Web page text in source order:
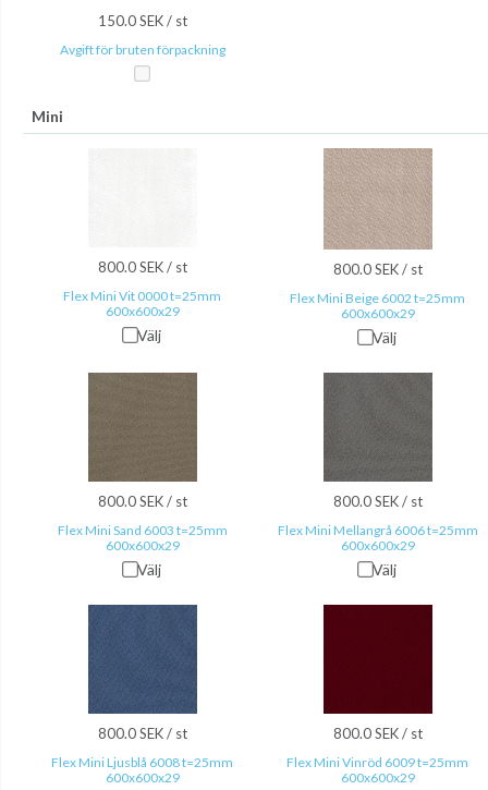
150.0 SEK / st
Avgift för bruten förpackning
Mini
800.0 SEK / st
Flex Mini Vit 0000 t=25mm
600x600x29
Välj
800.0 SEK / st
Flex Mini Beige 6002 t=25mm
600x600x29
Välj
800.0 SEK / st
Flex Mini Sand 6003 t=25mm
600x600x29
Välj
800.0 SEK / st
Flex Mini Mellangrå 6006 t=25mm
600x600x29
Välj
800.0 SEK / st
Flex Mini Ljusblå 6008 t=25mm
600x600x29
800.0 SEK / st
Flex Mini Vinröd 6009 t=25mm
600x600x29